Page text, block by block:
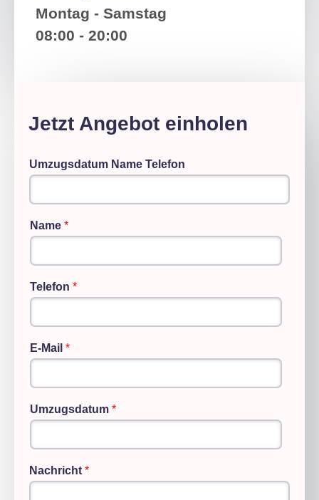
Montag - Samstag
08:00 - 20:00
Jetzt Angebot einholen
Umzugsdatum Name Telefon
Name *
Telefon *
E-Mail *
Umzugsdatum *
Nachricht *